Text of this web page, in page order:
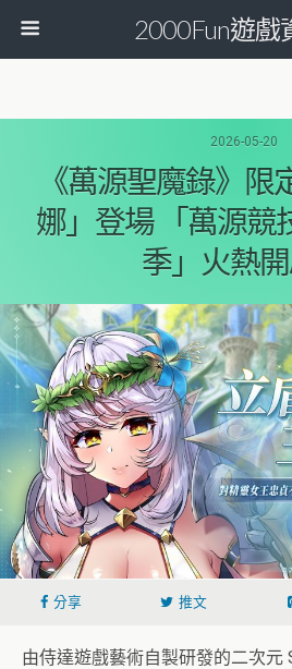
2000Fun遊戲
2026-05-20
《萬源聖魔錄》限
娜」登場 「萬源競
季」火熱開
分享 推文
由侍達遊戲藝術自製研發的二次元